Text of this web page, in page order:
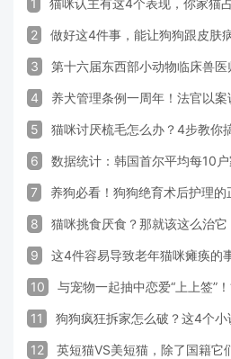
1 猫咪认主有这4个表现，你家猫
2 做好这4件事，能让狗狗跟皮肤
3 第十六届东西部小动物临床兽
4 养犬管理条例一周年！法官以案
5 猫咪讨厌梳毛怎么办？4步教你
6 数据统计：韩国首尔平均每10
7 养狗必看！狗狗绝育术后护理的
8 猫咪挑食厌食？那就该这么治它
9 这4件容易导致老年猫咪瘫痪的
10 与宠物一起抽中恋爱“上上签”
11 狗狗疯狂拆家怎么破？这4个小
12 英短猫VS美短猫，除了国籍它